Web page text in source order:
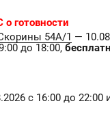
готовности
54А/1 —
до 18:00,
с 16:00 до 22:00